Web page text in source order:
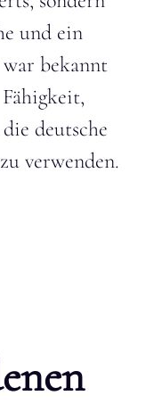
und ein
bekannt
deutsche
verwenden.